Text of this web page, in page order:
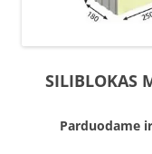
SILIBLOKAS
Parduodame